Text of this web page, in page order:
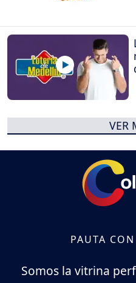
VER
PAUTA
Somos la vitrina